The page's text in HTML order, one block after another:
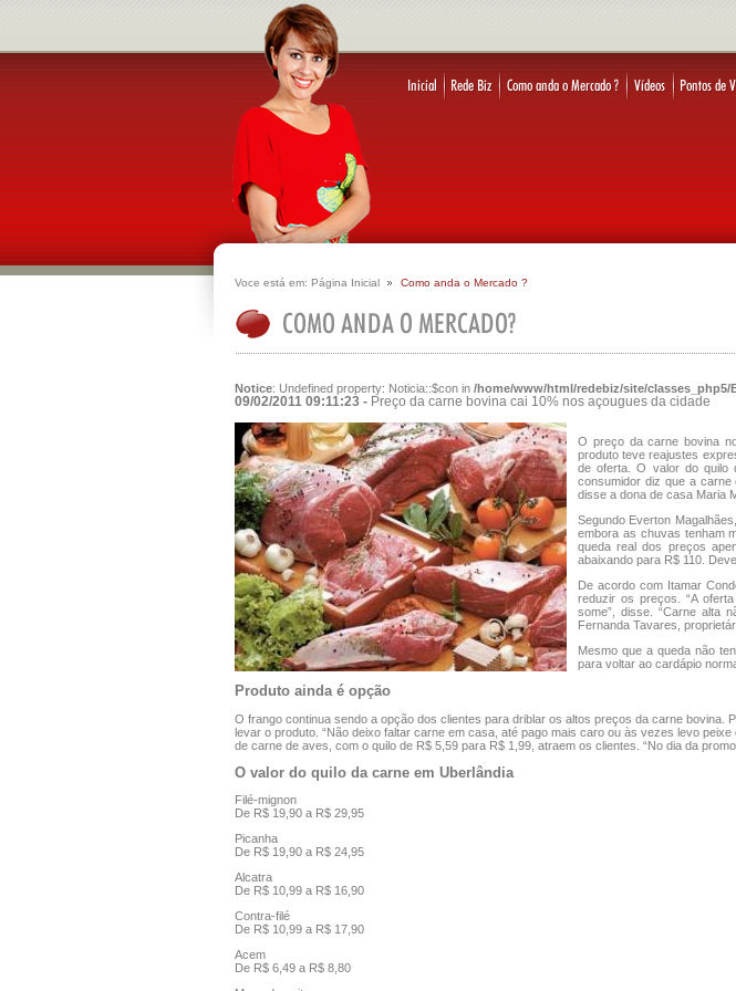
Voce está em: Página Inicial Como anda o Mercado ?
Notice: Undefined property: Noticia::$con in /home/www/html/redebiz/site/classes_php5/
09/02/2011 09:11:23 - Preço da carne bovina cai 10% nos açougues da cidade
O preço da carne bovina
produto teve reajustes
de oferta. O valor do quilo
consumidor diz que a carne
disse a dona de casa Maria
Segundo Everton
embora as chuvas tenham
queda real dos preços
abaixando para R$ 110.
De acordo com Itamar
reduzir os preços. “A
some”, disse. “Carne alta
Fernanda Tavares,
Mesmo que a queda não
para voltar ao cardápio
Produto ainda é opção
O frango continua sendo a opção dos clientes para driblar os altos preços da carne
levar o produto. “Não deixo faltar carne em casa, até pago mais caro ou às vezes levo
de carne de aves, com o quilo de R$ 5,59 para R$ 1,99, atraem os clientes. “No dia da
O valor do quilo da carne em Uberlândia
Filé-mignon
De R$ 19,90 a R$ 29,95
Picanha
De R$ 19,90 a R$ 24,95
Alcatra
De R$ 10,99 a R$ 16,90
Contra-filé
De R$ 10,99 a R$ 17,90
Acem
De R$ 6,49 a R$ 8,80